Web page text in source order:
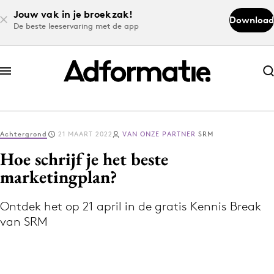
Jouw vak in je broekzak!
De beste leeservaring met de app
Download
Abonneer nu
Abonneer nu
Log in
Volg het laatste nieuws via de Adformatie
Achtergrond 21 MAART 2022 VAN ONZE PARTNER SRM
Hoe schrijf je het beste
marketingplan?
Ontdek het op 21 april in de gratis Kennis Break
van SRM